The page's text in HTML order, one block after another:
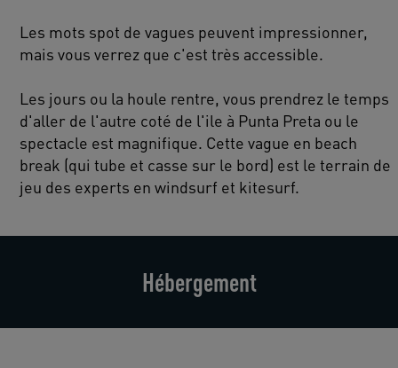
Les mots spot de vagues peuvent impressionner,
mais vous verrez que c'est très accessible.
Les jours ou la houle rentre, vous prendrez le temps
d'aller de l'autre coté de l'ile à Punta Preta ou le
spectacle est magnifique. Cette vague en beach
break (qui tube et casse sur le bord) est le terrain de
jeu des experts en windsurf et kitesurf.
Hébergement